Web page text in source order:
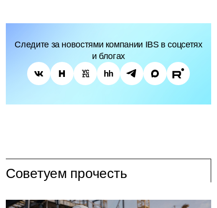
Следите за новостями компании IBS в соцсетях
и блогах
Советуем прочесть